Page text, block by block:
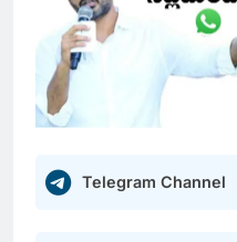
Telegram Channel